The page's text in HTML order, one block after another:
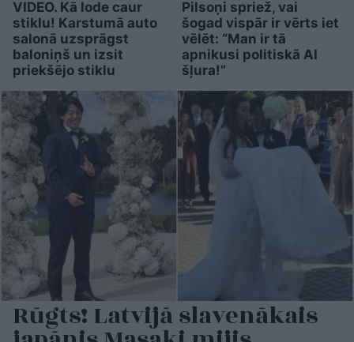
VIDEO. Kā lode caur
stiklu! Karstumā auto
salonā uzsprāgst
baloniņš un izsit
priekšējo stiklu
Pilsoņi spriež, vai
šogad vispār ir vērts iet
vēlēt: “Man ir tā
apnikusi politiskā AI
šļura!”
Rūgts! Latvijā slavenākais